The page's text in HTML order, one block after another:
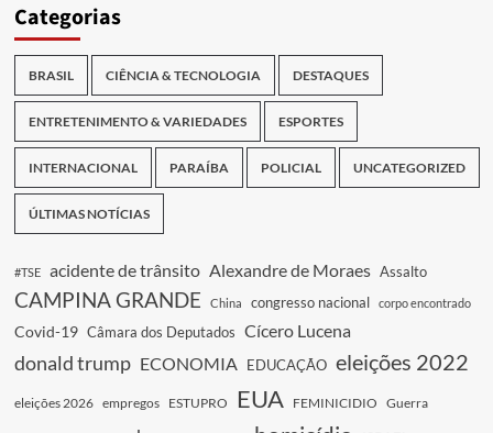
Categorias
BRASIL CIÊNCIA & TECNOLOGIA DESTAQUES
ENTRETENIMENTO & VARIEDADES ESPORTES
INTERNACIONAL PARAÍBA POLICIAL UNCATEGORIZED
ÚLTIMAS NOTÍCIAS
#TSE acidente de trânsito Alexandre de Moraes Assalto
CAMPINA GRANDE China congresso nacional corpo encontrado
Covid-19 Câmara dos Deputados Cícero Lucena
donald trump ECONOMIA EDUCAÇÃO eleições 2022
eleições 2026 empregos ESTUPRO EUA FEMINICIDIO Guerra